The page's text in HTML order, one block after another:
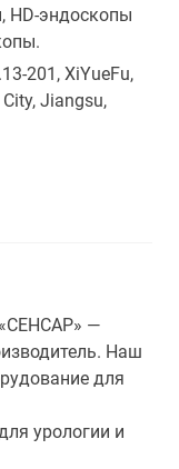
HD-эндоскопы
201, XiYueFu,
Jiangsu,
—
Наш
для
урологии и